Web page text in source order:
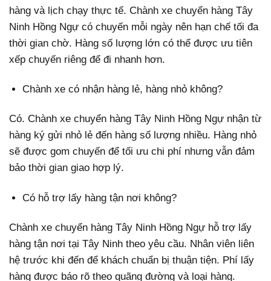
hàng và lịch chạy thực tế. Chành xe chuyển hàng Tây
Ninh Hồng Ngự có chuyến mỗi ngày nên hạn chế tối đa
thời gian chờ. Hàng số lượng lớn có thể được ưu tiên
xếp chuyến riêng để đi nhanh hơn.
Chành xe có nhận hàng lẻ, hàng nhỏ không?
Có. Chành xe chuyển hàng Tây Ninh Hồng Ngự nhận từ
hàng ký gửi nhỏ lẻ đến hàng số lượng nhiều. Hàng nhỏ
sẽ được gom chuyến để tối ưu chi phí nhưng vẫn đảm
bảo thời gian giao hợp lý.
Có hỗ trợ lấy hàng tận nơi không?
Chành xe chuyển hàng Tây Ninh Hồng Ngự hỗ trợ lấy
hàng tận nơi tại Tây Ninh theo yêu cầu. Nhân viên liên
hệ trước khi đến để khách chuẩn bị thuận tiện. Phí lấy
hàng được báo rõ theo quãng đường và loại hàng.